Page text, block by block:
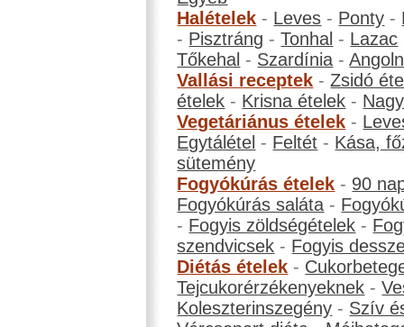
Halételek - Leves - Ponty -
- Pisztráng -Tonhal - Lazac
Tőkehal - Szardínia -
Vallási receptek -Zsidó
ételek - Krisna ételek -
Vegetáriánus ételek -
Egytálétel - Feltét - Kása,
sütemény
Fogyókúrás ételek - 90
Fogyókúrás saláta -
- Fogyis zöldségételek -
szendvicsek - Fogyis
Diétás ételek -
Tejcukorérzékenyeknek -
Koleszterinszegény - Szív